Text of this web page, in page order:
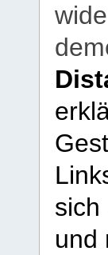
sich
und